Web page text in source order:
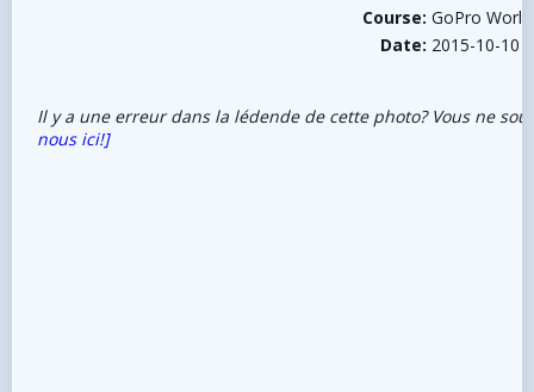
Course: GoPro
Date: 2015-10-10
Il y a une erreur dans la lédende de cette photo? Vous ne
nous ici!]